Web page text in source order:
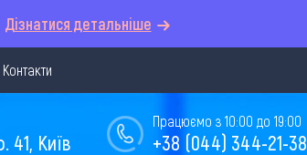
Дізнатися детальніше
Контакти
Працюємо з 10:00 до 19:00
+38 (044) 344-21-38
41, Київ